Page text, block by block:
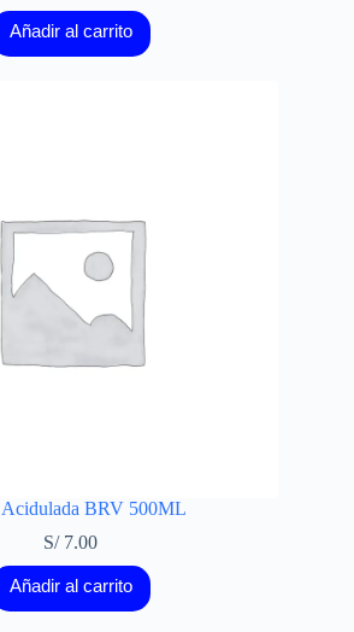
Añadir al carrito
BRV 500ML
S/7.00
Añadir al carrito